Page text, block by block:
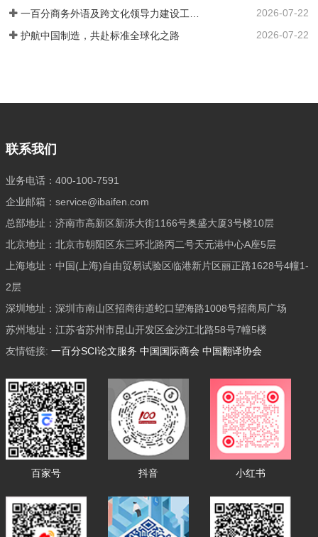
严谨的流程与专业的眼光，确保每一位推
荐到您身边的人才，契合企业的国际化发
展战略，高效赋能，助力您的企业在国际
2026-07-22
护航中国制造，共赴标准全球化之路 2026-07-22
联系我们
业务电话：400-100-7591
企业邮箱：service@ibaifen.com
总部地址：济南市高新区新泺大街1166号奥盛大厦3号楼10层
北京地址：北京市朝阳区东三环北路丙二号天元港中心A座5层
上海地址：中国(上海)自由贸易试验区临港新片区丽正路1628号4幢1-
2层
深圳地址：深圳市南山区招商街道蛇口望海路1008号招商局广场
苏州地址：江苏省苏州市昆山开发区金沙江北路58号7幢5楼
友情链接: 一百分SCI论文服务 中国国际商会 中国翻译协会
百家号 抖音 小红书